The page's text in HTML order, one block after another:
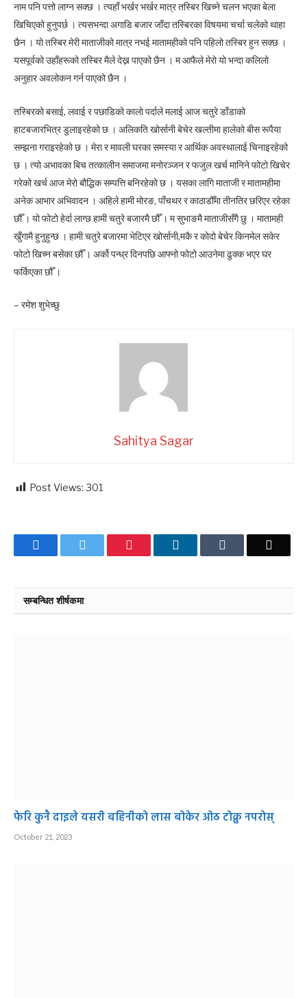
नाम पनि पत्तो लाग्न सक्छ । त्यहाँ भर्खर भर्खर मात्र तस्बिर खिच्ने चलन भएका बेला
खिचिएको हुनुपर्छ । त्यसभन्दा अगाडि बजार जाँदा तस्बिरका विषयमा चर्चा चलेको थाहा
छैन । यो तस्बिर मेरी माताजीको मात्र नभई मातामहीको पनि पहिलो तस्बिर हुन सक्छ ।
यसपूर्वको उहाँहरूको तस्बिर मैले देख्न पाएको छैन । म आफैले मेरो यो भन्दा कलिलो
अनुहार अवलोकन गर्न पाएको छैन ।
तस्बिरको बसाई, लवाई र पछाडिको कालो पर्दाले मलाई आज चतुरे डाँडाको
हाटबजारभित्र डुलाइरहेको छ । अलिकति खोर्सानी बेचेर खल्तीमा हालेको बीस रूपैया
सम्झना गराइरहेको छ । मेरा र मावली घरका समस्या र आर्थिक अवस्थालाई चिनाइरहेको
छ । त्यो अभावका बिच तत्कालीन समाजमा मनोरञ्जन र फजुल खर्च मानिने फोटो खिचेर
गरेको खर्च आज मेरो बौद्धिक सम्पत्ति बनिरहेको छ । यसका लागि माताजी र मातामहीमा
अनेक आभार अभिवादन । अहिले हामी मोरङ, पाँचथर र काठाडौँमा तीनतिर छरिएर रहेका
छौँ । यो फोटो हेर्दा लाग्छ हामी चतुरे बजारमै छौँ । म सुभाङमै माताजीसँगै छु । मातामही
खुँगामै हुनुहुन्छ । हामी चतुरे बजारमा भेटिएर खोर्सानी,मकै र कोदो बेचेर किनमेल सकेर
फोटो खिच्न बसेका छौँ । अर्को पन्ध्र दिनपछि आफ्नो फोटो आउनेमा ढुक्क भएर घर
फर्किएका छौँ ।
– रमेश शुभेच्छु
Sahitya Sagar
Post Views: 301
Facebook Pinterest LinkedIn
सम्बन्धित शीर्षकमा
फेरि कुनै दाइले यसरी बहिनीको लास बोकेर ओठ टोक्नु नपरोस्
October 21, 2023